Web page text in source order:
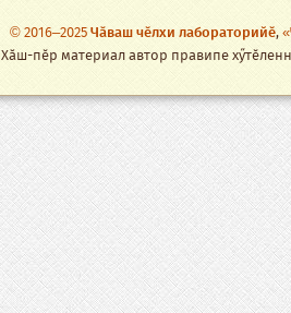
© 2016–2025Чӑваш чӗлхи лабораторийӗ,
Хӑш-пӗр материал автор правипе